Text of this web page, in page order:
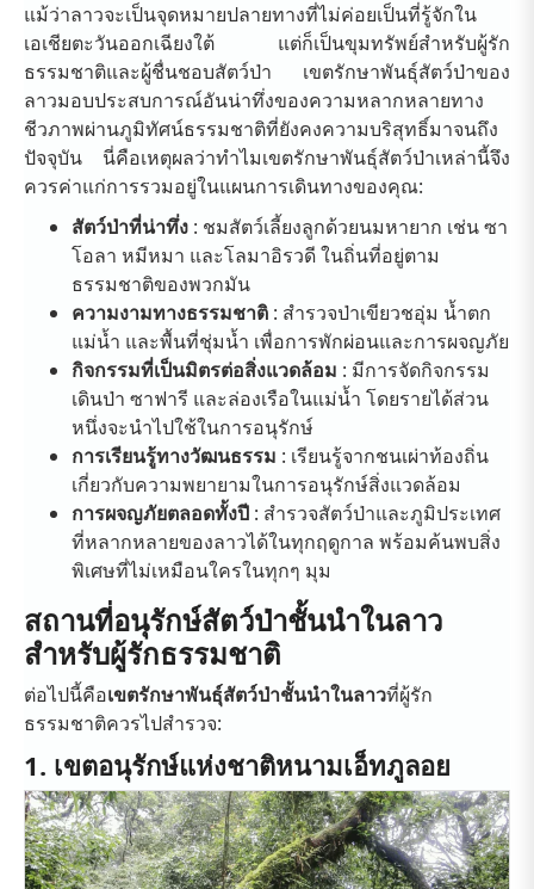
แม้ว่าลาวจะเป็นจุดหมายปลายทางที่ไม่ค่อยเป็นที่รู้จักใน
เอเชียตะวันออกเฉียงใต้ แต่ก็เป็นขุมทรัพย์สำหรับผู้รัก
ธรรมชาติและผู้ชื่นชอบสัตว์ป่า เขตรักษาพันธุ์สัตว์ป่าของ
ลาวมอบประสบการณ์อันน่าทึ่งของความหลากหลายทาง
ชีวภาพผ่านภูมิทัศน์ธรรมชาติที่ยังคงความบริสุทธิ์มาจนถึง
ปัจจุบัน นี่คือเหตุผลว่าทำไมเขตรักษาพันธุ์สัตว์ป่าเหล่านี้จึง
ควรค่าแก่การรวมอยู่ในแผนการเดินทางของคุณ:
สัตว์ป่าที่น่าทึ่ง : ชมสัตว์เลี้ยงลูกด้วยนมหายาก เช่น ซา
โอลา หมีหมา และโลมาอิรวดี ในถิ่นที่อยู่ตาม
ธรรมชาติของพวกมัน
ความงามทางธรรมชาติ : สำรวจป่าเขียวชอุ่ม น้ำตก
แม่น้ำ และพื้นที่ชุ่มน้ำ เพื่อการพักผ่อนและการผจญภัย
กิจกรรมที่เป็นมิตรต่อสิ่งแวดล้อม : มีการจัดกิจกรรม
เดินป่า ซาฟารี และล่องเรือในแม่น้ำ โดยรายได้ส่วน
หนึ่งจะนำไปใช้ในการอนุรักษ์
การเรียนรู้ทางวัฒนธรรม : เรียนรู้จากชนเผ่าท้องถิ่น
เกี่ยวกับความพยายามในการอนุรักษ์สิ่งแวดล้อม
การผจญภัยตลอดทั้งปี : สำรวจสัตว์ป่าและภูมิประเทศ
ที่หลากหลายของลาวได้ในทุกฤดูกาล พร้อมค้นพบสิ่ง
พิเศษที่ไม่เหมือนใครในทุกๆ มุม
สถานที่อนุรักษ์สัตว์ป่าชั้นนำในลาว
สำหรับผู้รักธรรมชาติ
ต่อไปนี้คือเขตรักษาพันธุ์สัตว์ป่าชั้นนำในลาวที่ผู้รัก
ธรรมชาติควรไปสำรวจ:
1. เขตอนุรักษ์แห่งชาติหนามเอ็ทภูลอย